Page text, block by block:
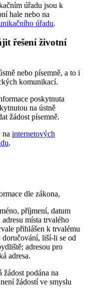
úřadu jsou k
hale nebo na
úřadu.
řešení životní
nebo písemně, a to i
komunikací.
poskytnuta
na ústně
žádost písemně.
na internetových
.
dle zákona,
příjmení, datum
místa trvalého
přihlášen k trvalému
doručování, liší-li se od
adresou pro
adresa.
podána na
žádostí ve smyslu